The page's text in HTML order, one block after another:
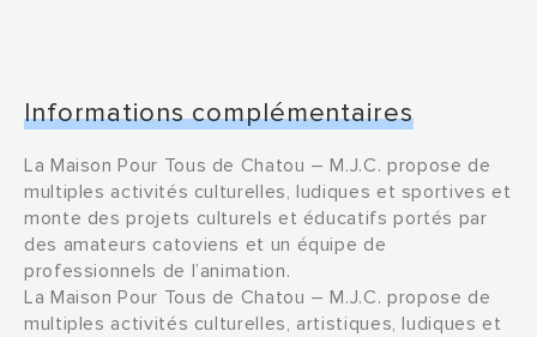
Informations complémentaires
La Maison Pour Tous de Chatou – M.J.C. propose de
multiples activités culturelles, ludiques et sportives et
monte des projets culturels et éducatifs portés par
des amateurs catoviens et un équipe de
professionnels de l’animation.
La Maison Pour Tous de Chatou – M.J.C. propose de
multiples activités culturelles, artistiques, ludiques et